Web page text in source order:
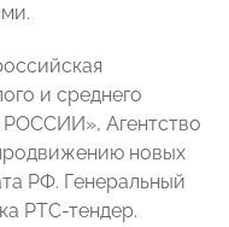
и среднего
Агентство
новых
РФ. Генеральный
РТС-тендер.